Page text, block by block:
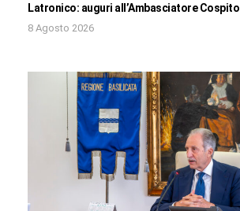
Latronico: auguri all’Ambasciatore Cospito
8 Agosto 2026